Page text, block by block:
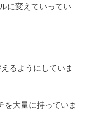
に変えていってい
るようにしていま
を大量に持っていま